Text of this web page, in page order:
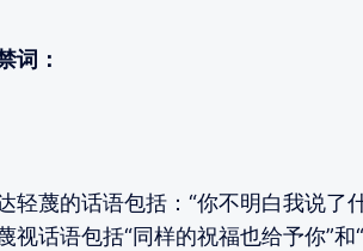
词：
轻蔑的话语包括：“你不明白我说了
视话语包括“同样的祝福也给予你”和